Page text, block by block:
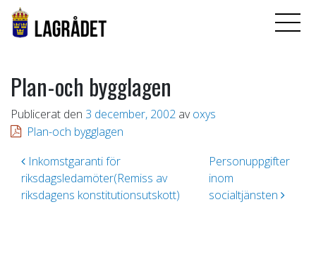
Plan-och bygglagen
Publicerat den 3 december, 2002 av oxys
Plan-och bygglagen
Inläggsnavigering
Inkomstgaranti för
riksdagsledamöter(Remiss av
riksdagens konstitutionsutskott)
Personuppgifter
inom
socialtjänsten